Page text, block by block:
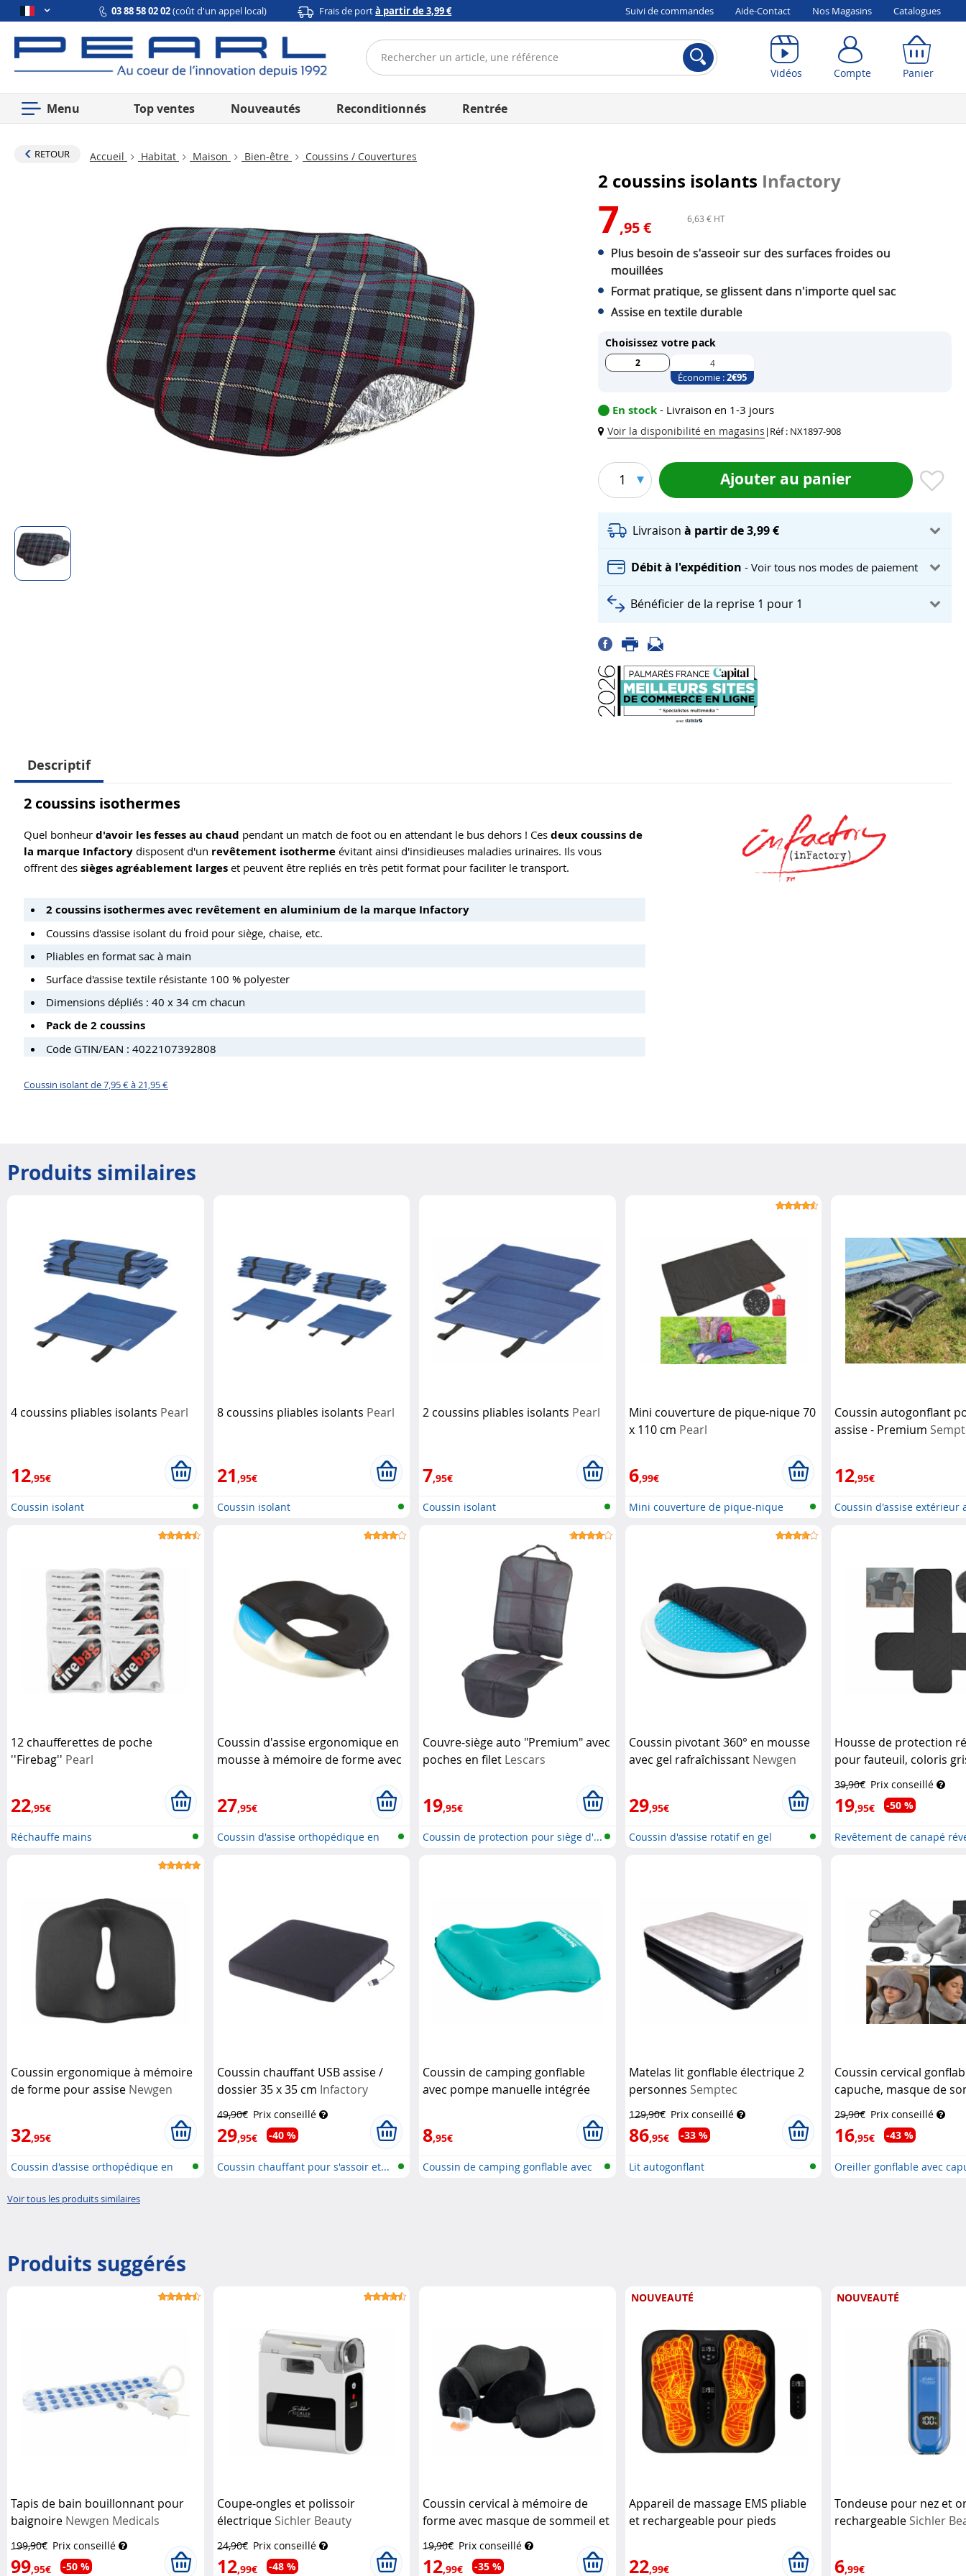
03 88 58 02 02(coût d'un appel local) Frais de portà partir de 3,99 € Suivi de commandes Aide-Contact Nos Magasins Catalogues
Vidéos Compte Panier
Menu Top ventes Nouveautés Reconditionnés Rentrée
RETOUR Accueil Habitat Maison Bien-être Coussins / Couvertures
2 coussins isolants Infactory
7,95 € 6,63 € HT
Plus besoin de s'asseoir sur des surfaces froides ou
mouillées
Format pratique, se glissent dans n'importe quel sac
Assise en textile durable
Choisissez votre pack
2 4
Économie :2€95
En stock - Livraison en 1-3 jours
Voir la disponibilité en magasins | Réf : NX1897-908
1 Ajouter au panier
Livraisonà partir de 3,99 €
Débit à l'expédition- Voir tous nos modes de paiement
Bénéficier de la reprise 1 pour 1
Descriptif
2 coussins isothermes
Quel bonheur d'avoir les fesses au chaud pendant un match de foot ou en attendant le bus dehors ! Ces deux coussins de
la marque Infactory disposent d'un revêtement isotherme évitant ainsi d'insidieuses maladies urinaires. Ils vous
offrent des sièges agréablement larges et peuvent être repliés en très petit format pour faciliter le transport.
2 coussins isothermes avec revêtement en aluminium de la marque Infactory
Coussins d'assise isolant du froid pour siège, chaise, etc.
Pliables en format sac à main
Surface d'assise textile résistante 100 % polyester
Dimensions dépliés : 40 x 34 cm chacun
Pack de 2 coussins
Code GTIN/EAN : 4022107392808
Coussin isolant de 7,95 € à 21,95 €
Produits similaires
4 coussins pliables isolants Pearl
12,95€
Coussin isolant
8 coussins pliables isolants Pearl
21,95€
Coussin isolant
2 coussins pliables isolants Pearl
7,95€
Coussin isolant
Mini couverture de pique-nique 70
x 110 cm Pearl
6,99€
Mini couverture de pique-nique
Coussin autogonflant
assise - Premium
12,95€
Coussin d'assise extérieur
12 chaufferettes de poche
''Firebag'' Pearl
22,95€
Réchauffe mains
Coussin d'assise ergonomique en
mousse à mémoire de forme avec
27,95€
Coussin d'assise orthopédique en
Couvre-siège auto "Premium" avec
poches en filet Lescars
19,95€
Coussin de protection pour siège d'...
Coussin pivotant 360° en mousse
avec gel rafraîchissant Newgen
29,95€
Coussin d'assise rotatif en gel
Housse de protection
pour fauteuil, coloris
39,90€ Prix conseillé
19,95€ -50 %
Revêtement de canapé
Coussin ergonomique à mémoire
de forme pour assise Newgen
32,95€
Coussin d'assise orthopédique en
Coussin chauffant USB assise /
dossier 35 x 35 cm Infactory
49,90€ Prix conseillé
29,95€ -40 %
Coussin chauffant pour s'assoir et...
Coussin de camping gonflable
avec pompe manuelle intégrée
8,95€
Coussin de camping gonflable avec
Matelas lit gonflable électrique 2
personnes Semptec
129,90€ Prix conseillé
86,95€ -33 %
Lit autogonflant
Coussin cervical
capuche, masque de
bouchons d'oreille
Medicals
29,90€ Prix conseillé
16,95€ -43 %
Oreiller gonflable avec
Voir tous les produits similaires
Produits suggérés
Tapis de bain bouillonnant pour
baignoire Newgen Medicals
199,90€ Prix conseillé
99,95€ -50 %
Coupe-ongles et polissoir
électrique Sichler Beauty
24,90€ Prix conseillé
12,99€ -48 %
Coussin cervical à mémoire de
forme avec masque de sommeil et
bouchons d’oreille Newgen
Medicals
19,90€ Prix conseillé
12,99€ -35 %
NOUVEAUTÉ
Appareil de massage EMS pliable
et rechargeable pour pieds
22,99€
NOUVEAUTÉ
Tondeuse pour nez et
rechargeable Sichler
6,99€
Compte Panier